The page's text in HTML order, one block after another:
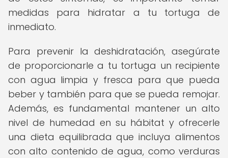
medidas para hidratar a tu tortuga de
inmediato.
Para prevenir la deshidratación, asegúrate
de proporcionarle a tu tortuga un recipiente
con agua limpia y fresca para que pueda
beber y también para que se pueda remojar.
Además, es fundamental mantener un alto
nivel de humedad en su hábitat y ofrecerle
una dieta equilibrada que incluya alimentos
con alto contenido de agua, como verduras